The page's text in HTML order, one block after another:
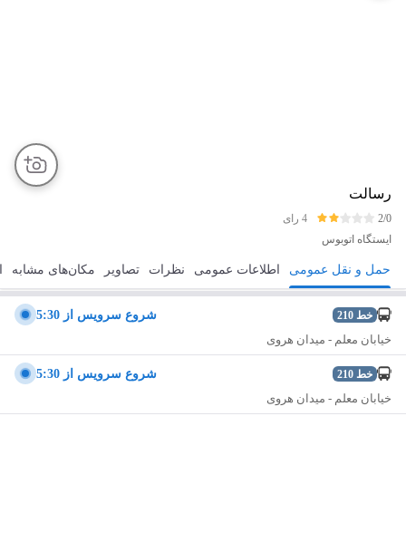
رسالت
2/0
4 رای
ایستگاه اتوبوس
مسیریابی ذخیره ارسال حمل و نقل عمومی اطلاعات عمومی نظرات تصاویر مکان‌های مشابه
خط 210
شروع سرويس از 5:30
خیابان معلم - میدان هروی
خط 210
شروع سرويس از 5:30
خیابان معلم - میدان هروی